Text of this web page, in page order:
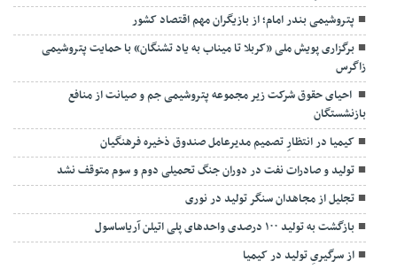
پتروشیمی بندر امام؛ از بازیگران مهم اقتصاد کشور
برگزاری پویش ملی «کربلا تا میناب به یاد تشنگان» با حمایت پتروشیمی
زاگرس
احیای حقوق شرکت زیر مجموعه پتروشیمی جم و صیانت از منافع
بازنشستگان
کیمیا در انتظارِ تصمیم مدیرعامل صندوق ذخیره فرهنگیان
تولید و صادرات نفت در دوران جنگ تحمیلی دوم و سوم متوقف نشد
تجلیل از مجاهدان سنگر تولید در نوری
بازگشت به تولید ۱۰۰ درصدی واحدهای پلی اتیلن آریاساسول
از سرگیریِ تولید در کیمیا